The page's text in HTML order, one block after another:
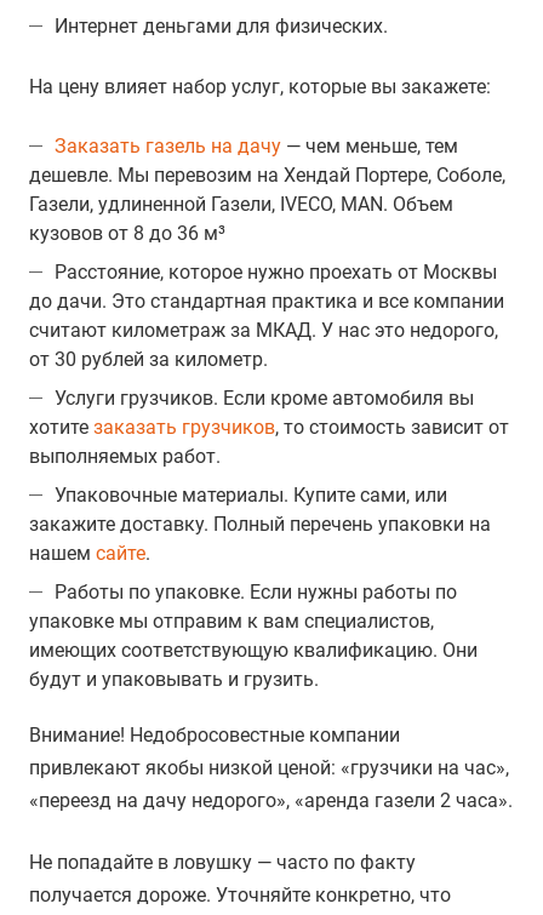
Интернет деньгами для физических.
На цену влияет набор услуг, которые вы закажете:
Заказать газель на дачу — чем меньше, тем
дешевле. Мы перевозим на Хендай Портере, Соболе,
Газели, удлиненной Газели, IVECO, MAN. Объем
кузовов от 8 до 36 м³
Расстояние, которое нужно проехать от Москвы
до дачи. Это стандартная практика и все компании
считают километраж за МКАД. У нас это недорого,
от 30 рублей за километр.
Услуги грузчиков. Если кроме автомобиля вы
хотите заказать грузчиков, то стоимость зависит от
выполняемых работ.
Упаковочные материалы. Купите сами, или
закажите доставку. Полный перечень упаковки на
нашем сайте.
Работы по упаковке. Если нужны работы по
упаковке мы отправим к вам специалистов,
имеющих соответствующую квалификацию. Они
будут и упаковывать и грузить.
Внимание! Недобросовестные компании
привлекают якобы низкой ценой: «грузчики на час»,
«переезд на дачу недорого», «аренда газели 2 часа».
Не попадайте в ловушку — часто по факту
получается дороже. Уточняйте конкретно, что